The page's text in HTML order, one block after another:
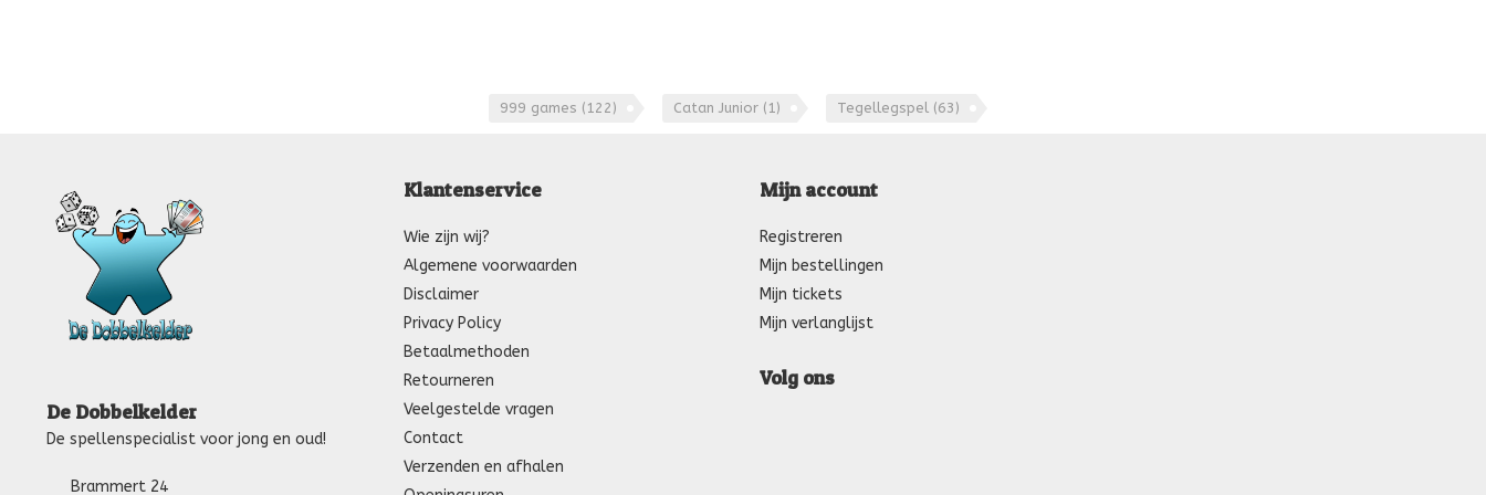
999 games (122) Catan Junior (1) Tegellegspel (63)
De Dobbelkelder
De spellenspecialist voor jong en oud!
Brammert 24
Klantenservice
Wie zijn wij?
Algemene voorwaarden
Disclaimer
Privacy Policy
Betaalmethoden
Retourneren
Veelgestelde vragen
Contact
Verzenden en afhalen
Mijn account
Registreren
Mijn bestellingen
Mijn tickets
Mijn verlanglijst
Volg ons